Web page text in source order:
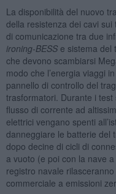
La disponibilità del nuovo
della resistenza dei cavi
di comunicazione tra due
ironing-BESSe sistema del
che devono scambiarsi
modo che l’energia viaggi
pannello di controllo del
trasformatori. Durante i test
flusso di corrente ad
elettrici vengano spenti
danneggiare le batterie del
dopo decine di cicli di
a vuoto (e poi con la nave
registro navale
commerciale a emissioni